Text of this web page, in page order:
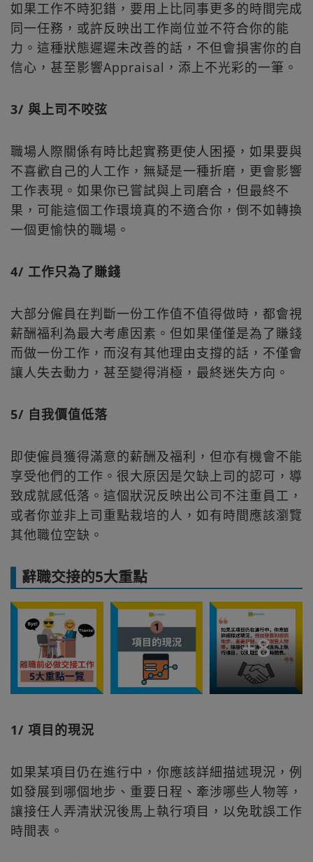
如果工作不時犯錯，要用上比同事更多的時間完成
同一任務，或許反映出工作崗位並不符合你的能
力。這種狀態遲遲未改善的話，不但會損害你的自
信心，甚至影響Appraisal，添上不光彩的一筆。
3/ 與上司不咬弦
職場人際關係有時比起實務更使人困擾，如果要與
不喜歡自己的人工作，無疑是一種折磨，更會影響
工作表現。如果你已嘗試與上司磨合，但最終不
果，可能這個工作環境真的不適合你，倒不如轉換
一個更愉快的職場。
4/ 工作只為了賺錢
大部分僱員在判斷一份工作值不值得做時，都會視
薪酬福利為最大考慮因素。但如果僅僅是為了賺錢
而做一份工作，而沒有其他理由支撐的話，不僅會
讓人失去動力，甚至變得消極，最終迷失方向。
5/ 自我價值低落
即使僱員獲得滿意的薪酬及福利，但亦有機會不能
享受他們的工作。很大原因是欠缺上司的認可，導
致成就感低落。這個狀況反映出公司不注重員工，
或者你並非上司重點栽培的人，如有時間應該瀏覽
其他職位空缺。
辭職交接的5大重點
+8
1/ 項目的現況
如果某項目仍在進行中，你應該詳細描述現況，例
如發展到哪個地步、重要日程、牽涉哪些人物等，
讓接任人弄清狀況後馬上執行項目，以免耽誤工作
時間表。